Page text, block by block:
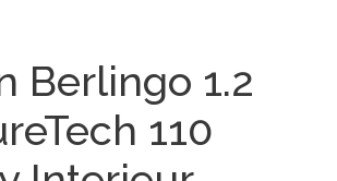
Berlingo 1.2
110